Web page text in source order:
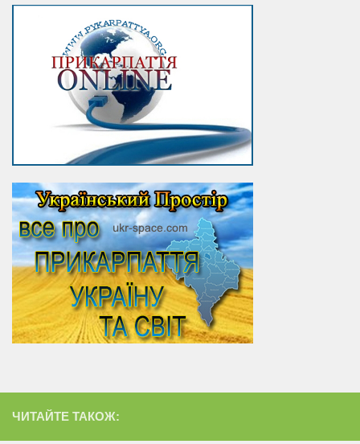
ЧИТАЙТЕ ТАКОЖ: